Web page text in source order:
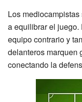
Los
a equilibrar el
equipo contrario y
delanteros marquen
conectando la